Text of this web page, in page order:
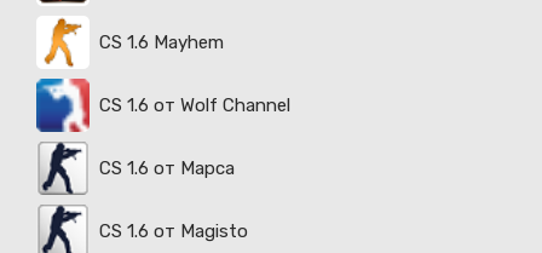
CS 1.6 Mayhem
CS 1.6 от Wolf Channel
CS 1.6 от Марса
CS 1.6 от Magisto